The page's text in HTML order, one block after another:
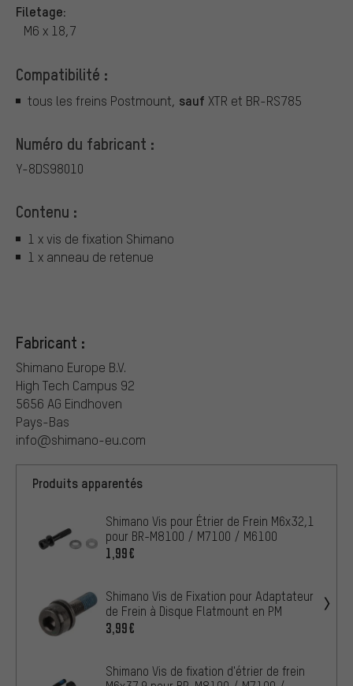
Filetage:
M6 x 18,7
Compatibilité :
tous les freins Postmount, sauf XTR et BR-RS785
Numéro du fabricant :
Y-8DS98010
Contenu :
1 x vis de fixation Shimano
1 x anneau de retenue
Fabricant :
Shimano Europe B.V.
High Tech Campus 92
5656 AG Eindhoven
Pays-Bas
info@shimano-eu.com
Produits apparentés
Shimano Vis pour Étrier de Frein M6x32,1
pour BR-M8100 / M7100 / M6100
1,99€
Shimano Vis de Fixation pour Adaptateur
de Frein à Disque Flatmount en PM
3,99€
Shimano Vis de fixation d'étrier de frein